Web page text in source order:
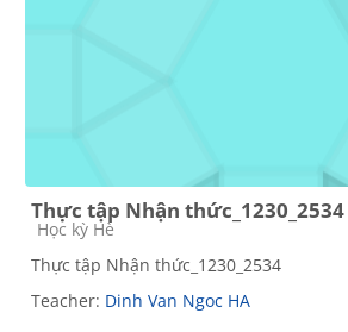
Thực tập Nhận thức_1230_2534
Course category
Học kỳ Hè
Thực tập Nhận thức_1230_2534
Teacher: Dinh Van Ngoc HA